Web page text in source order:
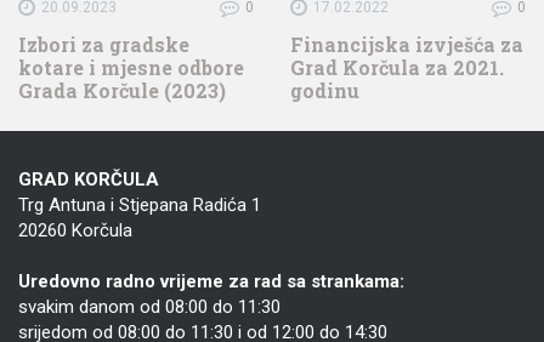
20.09.2023 0
Izbori za gradske
kotare i mjesne odbore
Grada Korčule (2023)
17.02.2022 0
Financijska izvješća za
Grad Korčula za 2021.
godinu
GRAD KORČULA
Trg Antuna i Stjepana Radića 1
20260 Korčula
Uredovno radno vrijeme za rad sa strankama:
svakim danom od 08:00 do 11:30
srijedom od 08:00 do 11:30 i od 12:00 do 14:30